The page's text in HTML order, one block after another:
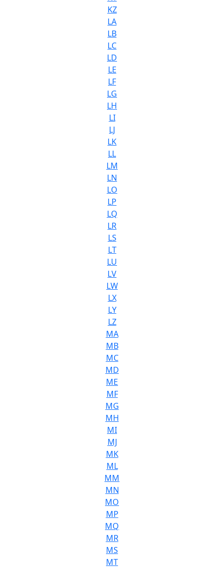
KZ
LA
LB
LC
LD
LE
LF
LG
LH
LI
LJ
LK
LL
LM
LN
LO
LP
LQ
LR
LS
LT
LU
LV
LW
LX
LY
LZ
MA
MB
MC
MD
ME
MF
MG
MH
MI
MJ
MK
ML
MM
MN
MO
MP
MQ
MR
MS
MT